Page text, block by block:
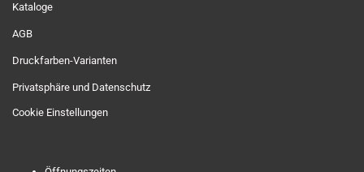
Kataloge
AGB
Druckfarben-Varianten
Privatsphäre und Datenschutz
Cookie Einstellungen